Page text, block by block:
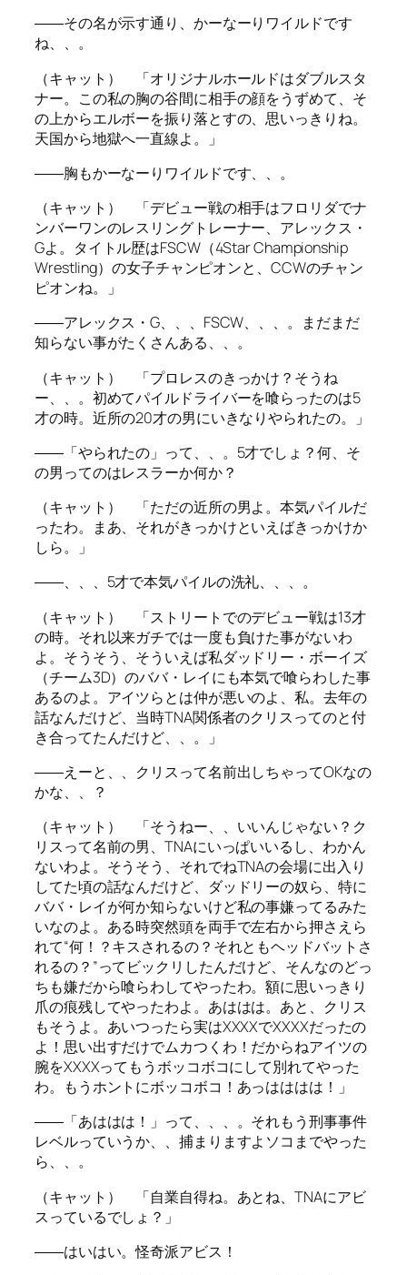
――その名が示す通り、かーなーりワイルドです
ね、、。
（キャット） 「オリジナルホールドはダブルスタ
ナー。この私の胸の谷間に相手の顔をうずめて、そ
の上からエルボーを振り落とすの、思いっきりね。
天国から地獄へ一直線よ。」
――胸もかーなーりワイルドです、、。
（キャット） 「デビュー戦の相手はフロリダでナ
ンバーワンのレスリングトレーナー、アレックス・
Gよ。タイトル歴はFSCW（4Star Championship
Wrestling）の女子チャンピオンと、CCWのチャン
ピオンね。」
――アレックス・G、、、FSCW、、、。まだまだ
知らない事がたくさんある、、。
（キャット） 「プロレスのきっかけ？そうね
ー、、。初めてパイルドライバーを喰らったのは5
才の時。近所の20才の男にいきなりやられたの。」
――「やられたの」って、、。5才でしょ？何、そ
の男ってのはレスラーか何か？
（キャット） 「ただの近所の男よ。本気パイルだ
ったわ。まあ、それがきっかけといえばきっかけか
しら。」
――、、、5才で本気パイルの洗礼、、、。
（キャット） 「ストリートでのデビュー戦は13才
の時。それ以来ガチでは一度も負けた事がないわ
よ。そうそう、そういえば私ダッドリー・ボーイズ
（チーム3D）のババ・レイにも本気で喰らわした事
あるのよ。アイツらとは仲が悪いのよ、私。去年の
話なんだけど、当時TNA関係者のクリスってのと付
き合ってたんだけど、、。」
――えーと、、クリスって名前出しちゃってOKなの
かな、、？
（キャット） 「そうねー、、いいんじゃない？ク
リスって名前の男、TNAにいっぱいいるし、わかん
ないわよ。そうそう、それでねTNAの会場に出入り
してた頃の話なんだけど、ダッドリーの奴ら、特に
ババ・レイが何か知らないけど私の事嫌ってるみた
いなのよ。ある時突然頭を両手で左右から押さえら
れて“何！？キスされるの？それともヘッドバットさ
れるの？”ってビックリしたんだけど、そんなのどっ
ちも嫌だから喰らわしてやったわ。額に思いっきり
爪の痕残してやったわよ。あははは。あと、クリス
もそうよ。あいつったら実はXXXXでXXXXだったの
よ！思い出すだけでムカつくわ！だからねアイツの
腕をXXXXってもうボッコボコにして別れてやった
わ。もうホントにボッコボコ！あっはははは！」
――「あははは！」って、、、。それもう刑事事件
レベルっていうか、、捕まりますよソコまでやった
ら、、。
（キャット） 「自業自得ね。あとね、TNAにアビ
スっているでしょ？」
――はいはい。怪奇派アビス！